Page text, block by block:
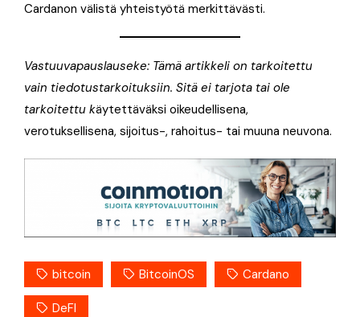
Cardanon välistä yhteistyötä merkittävästi.
Vastuuvapauslauseke: Tämä artikkeli on tarkoitettu
vain tiedotustarkoituksiin. Sitä ei tarjota tai ole
tarkoitettu käytettäväksi oikeudellisena,
verotuksellisena, sijoitus-, rahoitus- tai muuna neuvona.
bitcoin BitcoinOS Cardano
DeFI